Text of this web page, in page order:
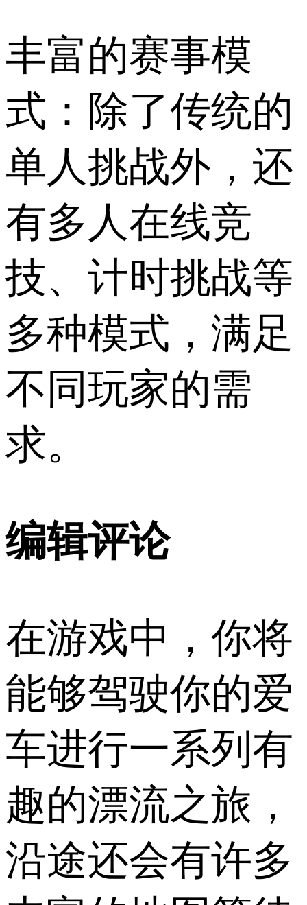
丰富的赛事模
式：除了传统的
单人挑战外，还
有多人在线竞
技、计时挑战等
多种模式，满足
不同玩家的需
求。
编辑评论
在游戏中，你将
能够驾驶你的爱
车进行一系列有
趣的漂流之旅，
沿途还会有许多